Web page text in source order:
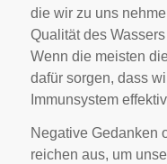
die wir zu uns
Qualität des
Wenn die meisten
dafür sorgen, dass
Immunsystem
Negative Gedanken
reichen aus, um